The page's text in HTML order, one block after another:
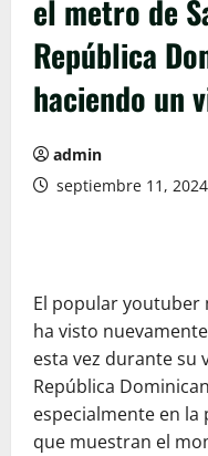
el metro de
República
haciendo un
admin
septiembre 11, 2024
El popular youtuber
ha visto
esta vez durante su
República
especialmente en la
que muestran el